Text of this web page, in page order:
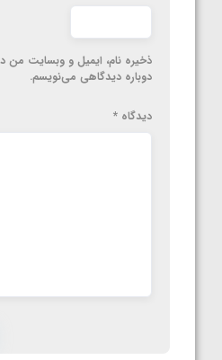
ذخیره نام، ایمیل و وبسایت من
دوباره دیدگاهی می‌نویسم.
دیدگاه *